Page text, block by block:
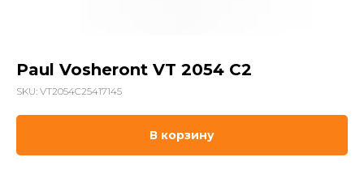
Paul Vosheront VT 2054 C2
SKU: VT2054C25417145
В корзину